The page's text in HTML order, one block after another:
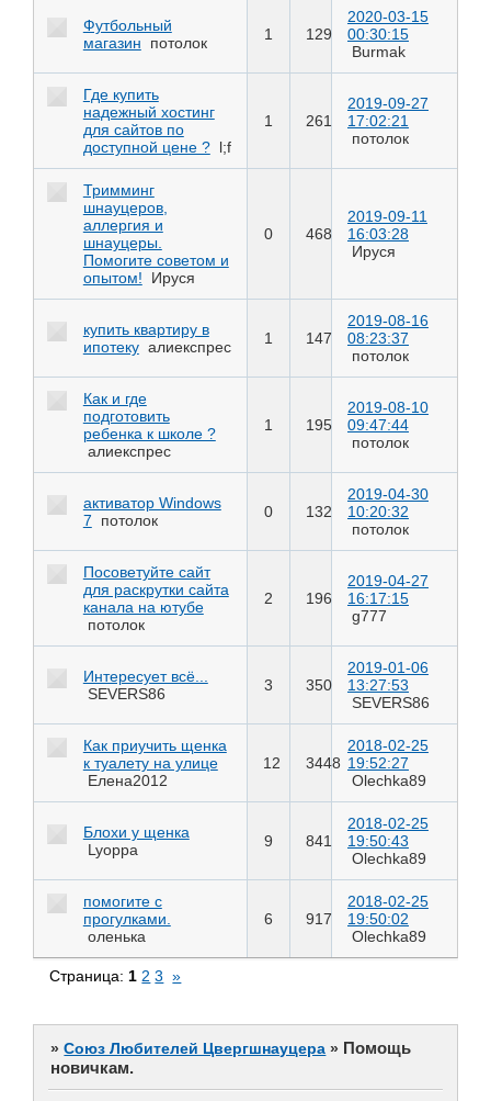
Футбольный
магазин
потолок 1 129
2020-03-15
00:30:15
Burmak
Где купить
надежный хостинг
для сайтов по
доступной цене ? l;f
1 261
2019-09-27
17:02:21
потолок
Тримминг
шнауцеров,
аллергия и
шнауцеры.
Помогите советом и
опытом!
Ируся
0 468
2019-09-11
16:03:28
Ируся
купить квартиру в
ипотеку алиекспрес 1 147
2019-08-16
08:23:37
потолок
Как и где
подготовить
ребенка к школе ?
алиекспрес
1 195
2019-08-10
09:47:44
потолок
активатор Windows
7
потолок 0 132
2019-04-30
10:20:32
потолок
Посоветуйте сайт
для раскрутки сайта
канала на ютубе
потолок
2 196
2019-04-27
16:17:15
g777
Интересует всё...
SEVERS86
3 350
2019-01-06
13:27:53
SEVERS86
Как приучить щенка
к туалету на улице
Елена2012
12 3448
2018-02-25
19:52:27
Olechka89
Блохи у щенка
Lyoppa
9 841
2018-02-25
19:50:43
Olechka89
помогите с
прогулками.
оленька
6 917
2018-02-25
19:50:02
Olechka89
Страница: 1 2 3 »
»Союз Любителей Цвергшнауцера » Помощь
новичкам.